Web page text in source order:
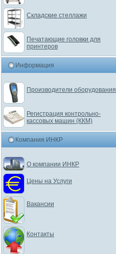
Складские стеллажи
Печатающие головки для
принтеров
Информация
Производители оборудования
Регистрация контрольно-
кассовых машин (ККМ)
Компания ИНКР
О компании ИНКР
Цены на Услуги
Вакансии
Контакты